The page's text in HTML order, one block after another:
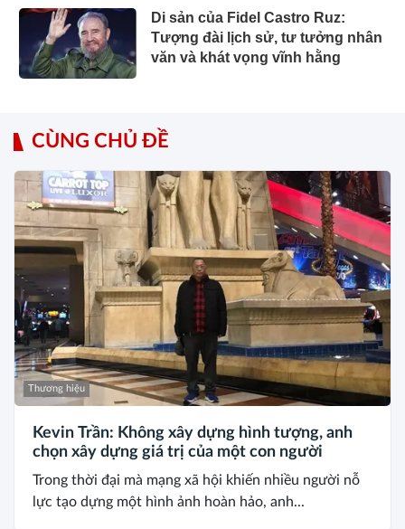
Di sản của Fidel Castro Ruz:
Tượng đài lịch sử, tư tưởng nhân
văn và khát vọng vĩnh hằng
CÙNG CHỦ ĐỀ
Thương hiệu
Kevin Trần: Không xây dựng hình tượng, anh
chọn xây dựng giá trị của một con người
Trong thời đại mà mạng xã hội khiến nhiều người nỗ
lực tạo dựng một hình ảnh hoàn hảo, anh...